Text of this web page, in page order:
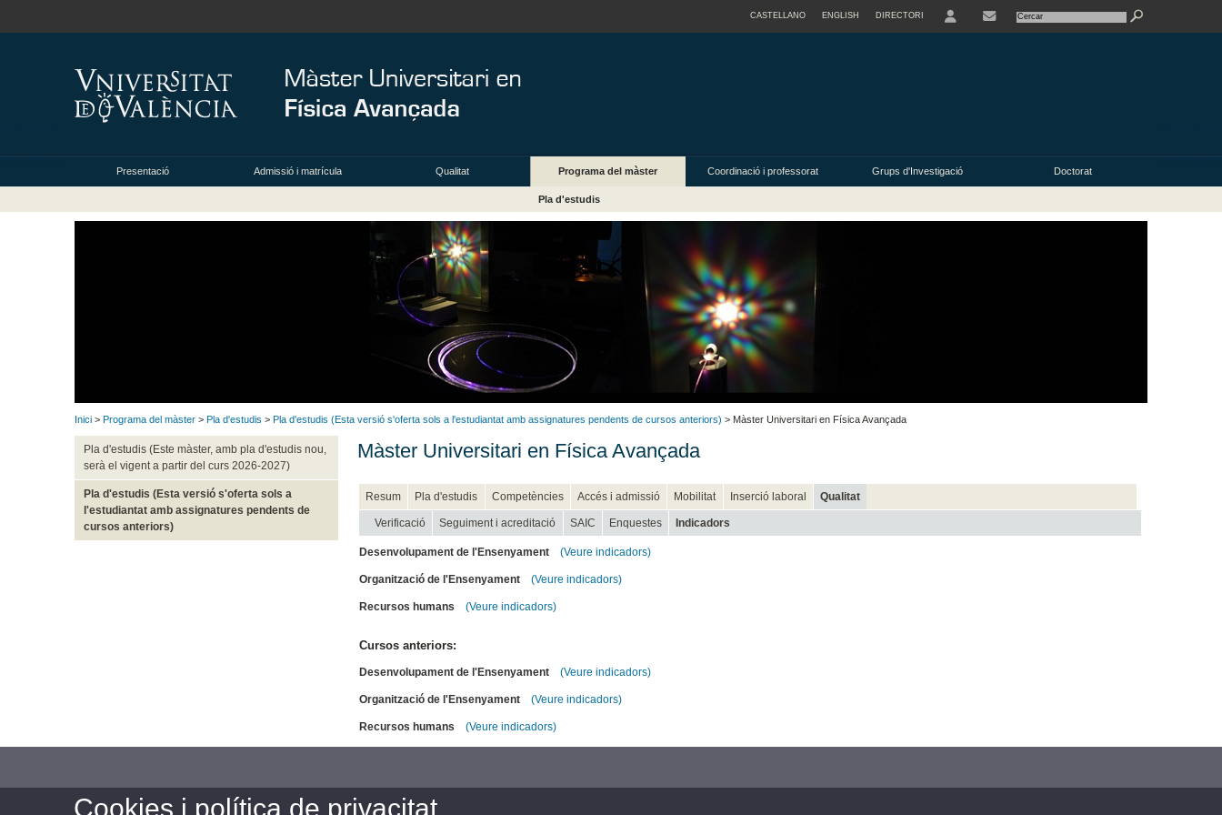
CASTELLANO ENGLISH DIRECTORI
Presentació Admissió i matrícula Qualitat Programa del màster Coordinació i professorat Grups d'Investigació Doctorat
Pla d'estudis
Inici > Programa del màster > Pla d'estudis > Pla d'estudis (Esta versió s'oferta sols a l'estudiantat amb assignatures pendents de cursos anteriors) > Màster Universitari en Física Avançada
Pla d'estudis (Este màster, amb pla d'estudis nou,
serà el vigent a partir del curs 2026-2027)
Pla d'estudis (Esta versió s'oferta sols a
l'estudiantat amb assignatures pendents de
cursos anteriors)
Màster Universitari en Física Avançada
Resum Pla d'estudis Competències Accés i admissió Mobilitat Inserció laboral Qualitat
Verificació Seguiment i acreditació SAIC Enquestes Indicadors
Desenvolupament de l'Ensenyament (Veure indicadors)
Organització de l'Ensenyament (Veure indicadors)
Recursos humans (Veure indicadors)
Cursos anteriors:
Desenvolupament de l'Ensenyament (Veure indicadors)
Organització de l'Ensenyament (Veure indicadors)
Recursos humans (Veure indicadors)
Cookies i política de privacitat